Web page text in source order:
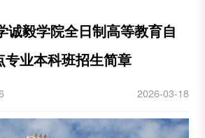
诚毅学院全日制高等教育自
业本科班招生简章
2026-03-18